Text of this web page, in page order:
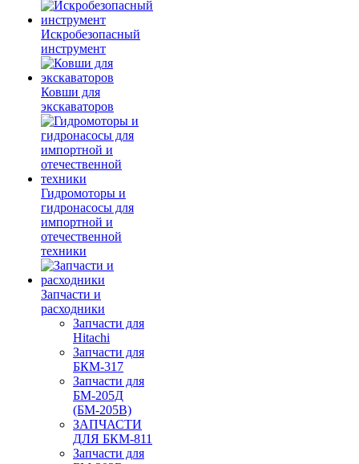
Искробезопасный
инструмент
Ковши для
экскаваторов
Гидромоторы и
гидронасосы для
импортной и
отечественной
техники
Запчасти и
расходники
Запчасти для
Hitachi
Запчасти для
БКМ-317
Запчасти для
БМ-205Д
(БМ-205В)
ЗАПЧАСТИ
ДЛЯ БКМ-811
Запчасти для